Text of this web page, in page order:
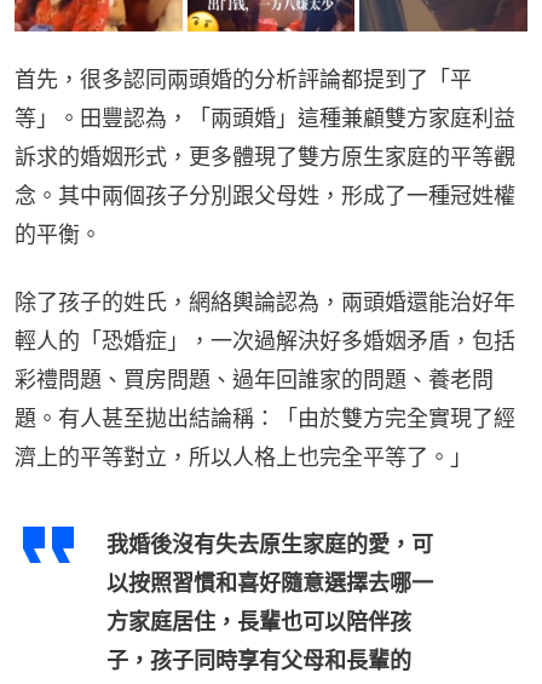
首先，很多認同兩頭婚的分析評論都提到了「平
等」。田豐認為，「兩頭婚」這種兼顧雙方家庭利益
訴求的婚姻形式，更多體現了雙方原生家庭的平等觀
念。其中兩個孩子分別跟父母姓，形成了一種冠姓權
的平衡。
除了孩子的姓氏，網絡輿論認為，兩頭婚還能治好年
輕人的「恐婚症」，一次過解決好多婚姻矛盾，包括
彩禮問題、買房問題、過年回誰家的問題、養老問
題。有人甚至拋出結論稱：「由於雙方完全實現了經
濟上的平等對立，所以人格上也完全平等了。」
我婚後沒有失去原生家庭的愛，可
以按照習慣和喜好隨意選擇去哪一
方家庭居住，長輩也可以陪伴孩
子，孩子同時享有父母和長輩的